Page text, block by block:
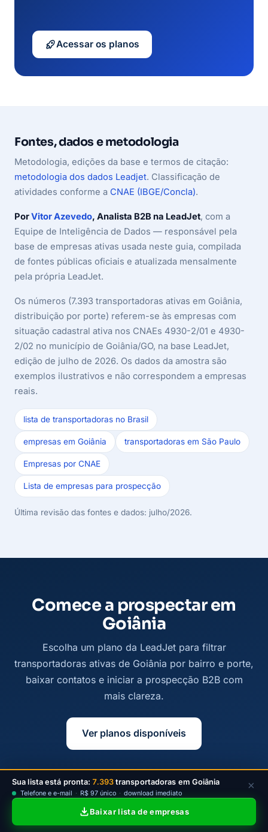
Acessar os planos
Fontes, dados e metodologia
Metodologia, edições da base e termos de citação:
metodologia dos dados Leadjet. Classificação de
atividades conforme a CNAE (IBGE/Concla).
PorVitor Azevedo, Analista B2B na LeadJet, com a
Equipe de Inteligência de Dados — responsável pela
base de empresas ativas usada neste guia, compilada
de fontes públicas oficiais e atualizada mensalmente
pela própria LeadJet.
Os números (7.393 transportadoras ativas em Goiânia,
distribuição por porte) referem-se às empresas com
situação cadastral ativa nos CNAEs 4930-2/01 e 4930-
2/02 no município de Goiânia/GO, na base LeadJet,
edição de julho de 2026. Os dados da amostra são
exemplos ilustrativos e não correspondem a empresas
reais.
lista de transportadoras no Brasil
empresas em Goiânia transportadoras em São Paulo
Empresas por CNAE
Lista de empresas para prospecção
Última revisão das fontes e dados: julho/2026.
Comece a prospectar em
Goiânia
Escolha um plano da LeadJet para filtrar
transportadoras ativas de Goiânia por bairro e porte,
baixar contatos e iniciar a prospecção B2B com
mais clareza.
Ver planos disponíveis
— Todos os direitos reservados —
contato@leadjet.com.br
Sua lista está pronta: 7.393transportadoras em Goiânia
Telefone e e-mail · R$ 97 único · download imediato
Baixar lista de empresas
×